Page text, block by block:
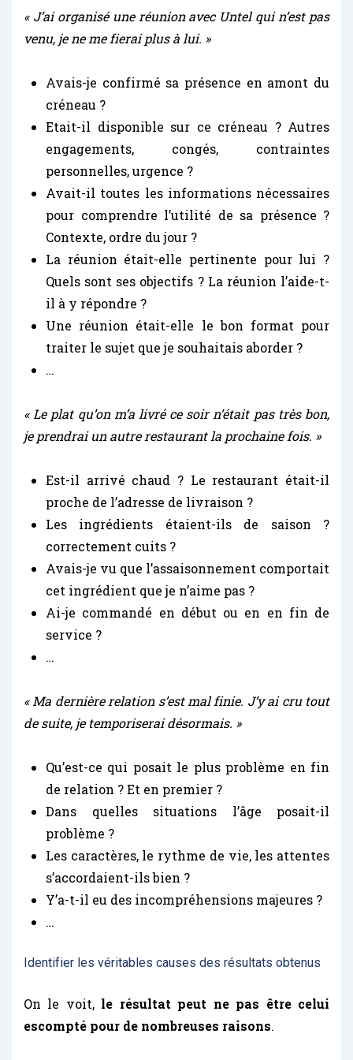
« J’ai organisé une réunion avec Untel qui n’est pas
venu, je ne me fierai plus à lui. »
Avais-je confirmé sa présence en amont du
créneau ?
Etait-il disponible sur ce créneau ? Autres
engagements, congés, contraintes
personnelles, urgence ?
Avait-il toutes les informations nécessaires
pour comprendre l’utilité de sa présence ?
Contexte, ordre du jour ?
La réunion était-elle pertinente pour lui ?
Quels sont ses objectifs ? La réunion l’aide-t-
il à y répondre ?
Une réunion était-elle le bon format pour
traiter le sujet que je souhaitais aborder ?
…
« Le plat qu’on m’a livré ce soir n’était pas très bon,
je prendrai un autre restaurant la prochaine fois. »
Est-il arrivé chaud ? Le restaurant était-il
proche de l’adresse de livraison ?
Les ingrédients étaient-ils de saison ?
correctement cuits ?
Avais-je vu que l’assaisonnement comportait
cet ingrédient que je n’aime pas ?
Ai-je commandé en début ou en en fin de
service ?
…
« Ma dernière relation s’est mal finie. J’y ai cru tout
de suite, je temporiserai désormais. »
Qu’est-ce qui posait le plus problème en fin
de relation ? Et en premier ?
Dans quelles situations l’âge posait-il
problème ?
Les caractères, le rythme de vie, les attentes
s’accordaient-ils bien ?
Y’a-t-il eu des incompréhensions majeures ?
…
Identifier les véritables causes des résultats obtenus
On le voit, le résultat peut ne pas être celui
escompté pour de nombreuses raisons.